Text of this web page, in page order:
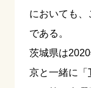
においても
である。
茨城県は
京と一緒に「